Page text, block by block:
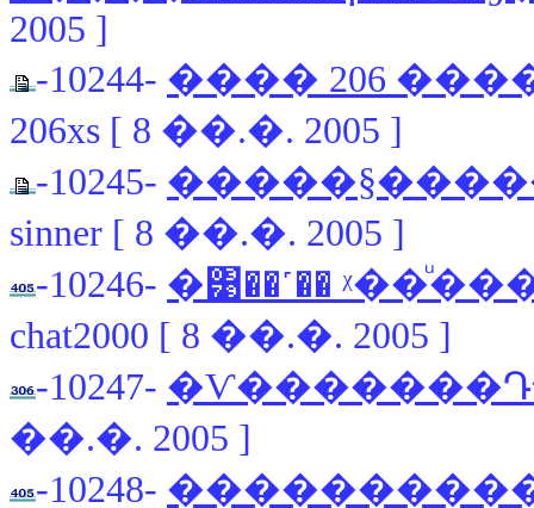
2005 ]
-10244- ���� 206
206xs [ 8 ��.�. 2005 ]
-10245-
sinner [ 8 ��.�. 2005 ]
-10246- �͹��˹��
chat2000 [ 8 ��.�. 2005 ]
-10247-
��.�. 2005 ]
-10248-